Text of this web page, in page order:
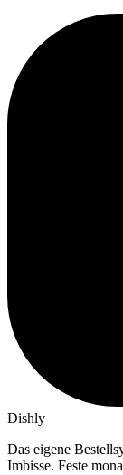
Dishly
Das eigene
Imbisse. Feste